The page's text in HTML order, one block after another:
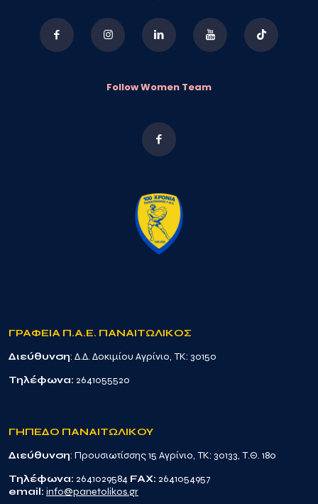
Follow Women Team
ΓΡΑΦΕΙΑ Π.Α.Ε. ΠΑΝΑΙΤΩΛΙΚΟΣ
Διεύθυνση: Δ.Δ. Δοκιμίου Αγρίνιο, TK: 30150
Τηλέφωνα: 2641055520
ΓΗΠΕΔΟ ΠΑΝΑΙΤΩΛΙΚΟΥ
Διεύθυνση: Προυσιωτίσσης 15 Αγρίνιο, TK: 30133, Τ.Θ. 180
Τηλέφωνα: 2641029584 FAX: 2641054957
email: info@panetolikos.gr